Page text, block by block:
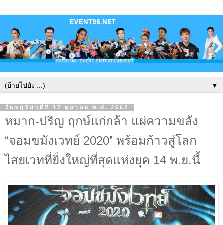
▼
วันพฤหัสบดีที่ 17 ตุลาคม พ.ศ. 2562
หมาก-ปริญ ฤกษ์แก่กล้า แผ่ความขลัง
“จอมขมังเวทย์ 2020” พร้อมก้าวสู่โลก
ไสยเวทที่ยิ่งใหญ่ที่สุดแห่งยุค 14 พ.ย.นี้